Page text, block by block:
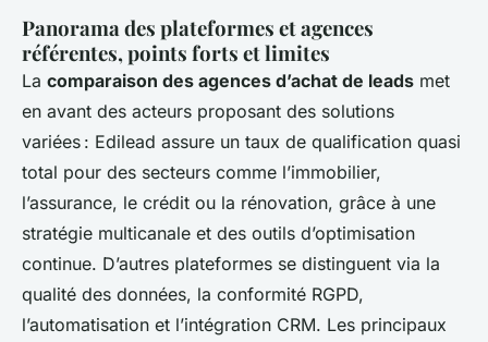
Panorama des plateformes et agences
référentes, points forts et limites
La comparaison des agences d’achat de leads met
en avant des acteurs proposant des solutions
variées : Edilead assure un taux de qualification quasi
total pour des secteurs comme l’immobilier,
l’assurance, le crédit ou la rénovation, grâce à une
stratégie multicanale et des outils d’optimisation
continue. D’autres plateformes se distinguent via la
qualité des données, la conformité RGPD,
l’automatisation et l’intégration CRM. Les principaux